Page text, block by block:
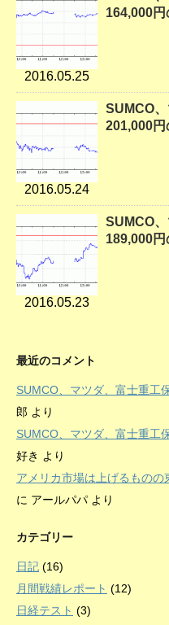
2016.05.25
164,000円
2016.05.24
SUMCO、
201,000円
2016.05.23
SUMCO、
189,000円
最近のコメント
SUMCO、マツダ、富士重工
郎 より
SUMCO、マツダ、富士重工
好き より
アメリカ市場は上げるもの
に アールパパ より
カテゴリー
日記 (16)
月間戦績レポート (12)
日経テスト (3)